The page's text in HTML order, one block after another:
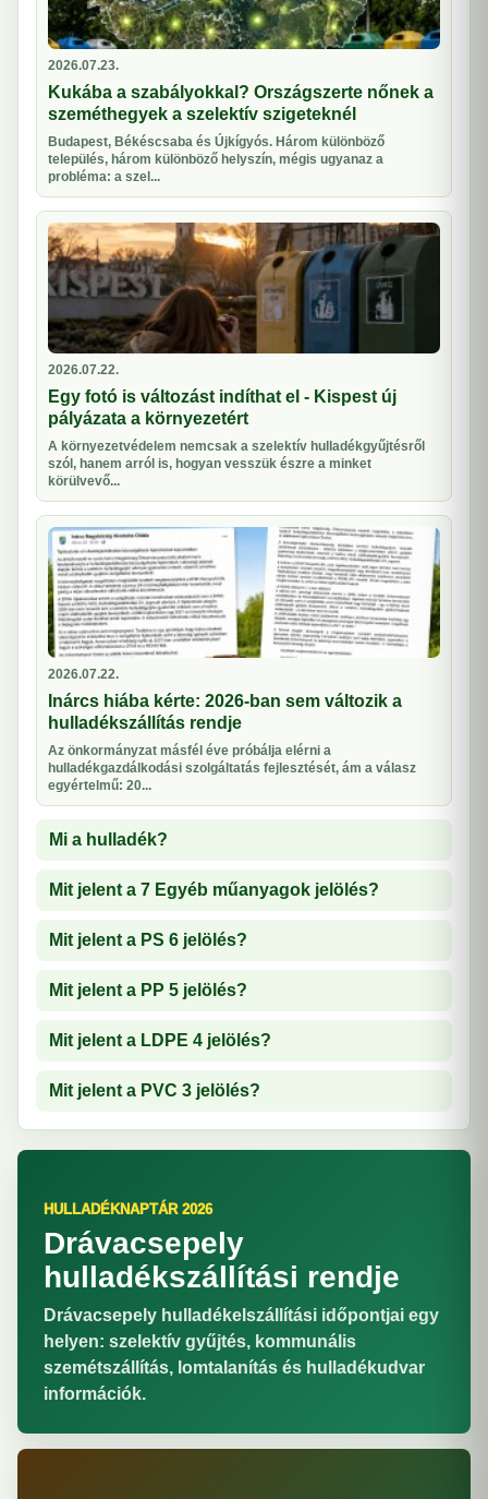
2026.07.23.
Kukába a szabályokkal? Országszerte nőnek a
szeméthegyek a szelektív szigeteknél
Budapest, Békéscsaba és Újkígyós. Három különböző
település, három különböző helyszín, mégis ugyanaz a
probléma: a szel...
2026.07.22.
Egy fotó is változást indíthat el - Kispest új
pályázata a környezetért
A környezetvédelem nemcsak a szelektív hulladékgyűjtésről
szól, hanem arról is, hogyan vesszük észre a minket
körülvevő...
2026.07.22.
Inárcs hiába kérte: 2026-ban sem változik a
hulladékszállítás rendje
Az önkormányzat másfél éve próbálja elérni a
hulladékgazdálkodási szolgáltatás fejlesztését, ám a válasz
egyértelmű: 20...
Mi a hulladék?
Mit jelent a 7 Egyéb műanyagok jelölés?
Mit jelent a PS 6 jelölés?
Mit jelent a PP 5 jelölés?
Mit jelent a LDPE 4 jelölés?
Mit jelent a PVC 3 jelölés?
HULLADÉKNAPTÁR 2026
Drávacsepely
hulladékszállítási rendje
Drávacsepely hulladékelszállítási időpontjai egy
helyen: szelektív gyűjtés, kommunális
szemétszállítás, lomtalanítás és hulladékudvar
információk.